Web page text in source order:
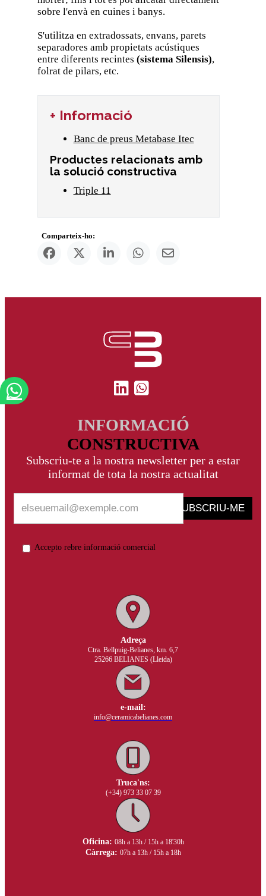
sobre l'envà en cuines i banys.
S'utilitza en extradossats, envans, parets
separadores amb propietats acústiques
entre diferents recintes (sistema Silensis),
folrat de pilars, etc.
+ Informació
Banc de preus Metabase Itec
Productes relacionats amb
la solució constructiva
Triple 11
Comparteix-ho:
INFORMACIÓ
CONSTRUCTIVA
Subscriu-te a la nostra newsletter per a estar
informat de tota la nostra actualitat
SUBSCRIU-ME
Accepto rebre informació comercial
Adreça
Ctra. Bellpuig-Belianes, km. 6,7
25266 BELIANES (Lleida)
e-mail:
info@ceramicabelianes.com
Truca'ns:
(+34) 973 33 07 39
Oficina: 08h a 13h / 15h a 18'30h
Càrrega: 07h a 13h / 15h a 18h